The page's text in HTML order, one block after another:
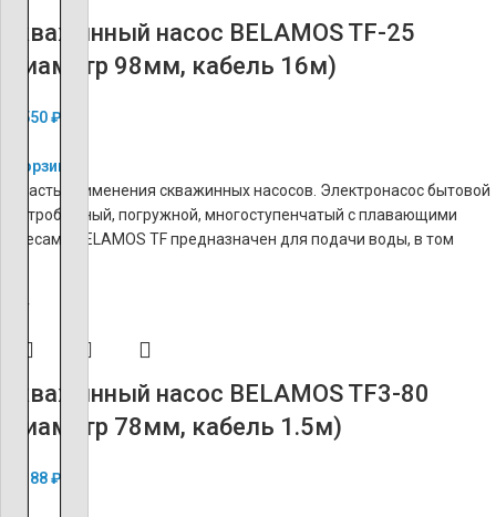
Скважинный насос BELAMOS TF-25
(диаметр 98мм, кабель 16м)
12 550₽
В корзину
Область применения скважинных насосов. Электронасос бытовой
центробежный, погружной, многоступенчатый c плавающими
колесами BELAMOS TF предназначен для подачи воды, в том
ХИТ
Скважинный насос BELAMOS TF3-80
(диаметр 78мм, кабель 1.5м)
14 188₽